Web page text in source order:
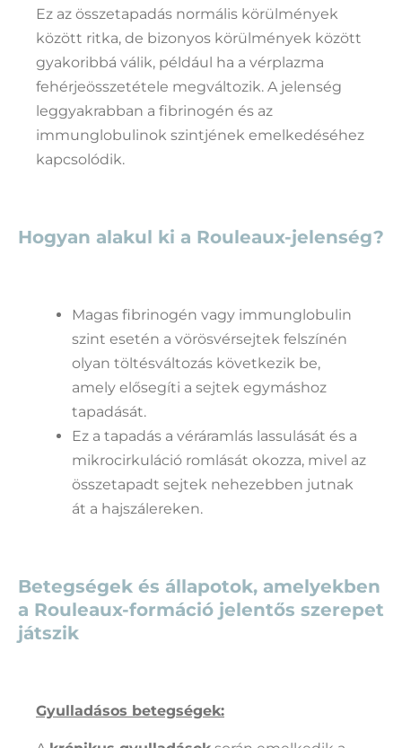
Ez az összetapadás normális körülmények
között ritka, de bizonyos körülmények között
gyakoribbá válik, például ha a vérplazma
fehérjeösszetétele megváltozik. A jelenség
leggyakrabban a fibrinogén és az
immunglobulinok szintjének emelkedéséhez
kapcsolódik.
Hogyan alakul ki a Rouleaux-jelenség?
Magas fibrinogén vagy immunglobulin
szint esetén a vörösvérsejtek felszínén
olyan töltésváltozás következik be,
amely elősegíti a sejtek egymáshoz
tapadását.
Ez a tapadás a véráramlás lassulását és a
mikrocirkuláció romlását okozza, mivel az
összetapadt sejtek nehezebben jutnak
át a hajszálereken.
Betegségek és állapotok, amelyekben
a Rouleaux-formáció jelentős szerepet
játszik
Gyulladásos betegségek: